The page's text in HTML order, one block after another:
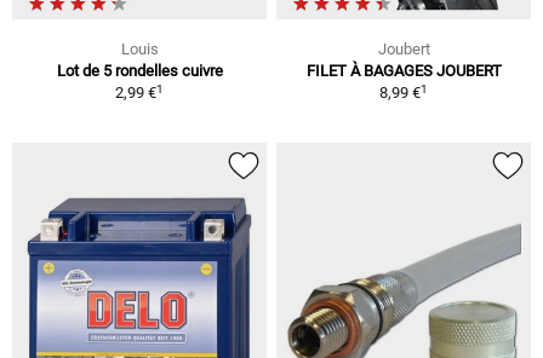
Louis
Lot de 5 rondelles cuivre
2,99 €1
Joubert
FILET À BAGAGES JOUBERT
8,99 €1